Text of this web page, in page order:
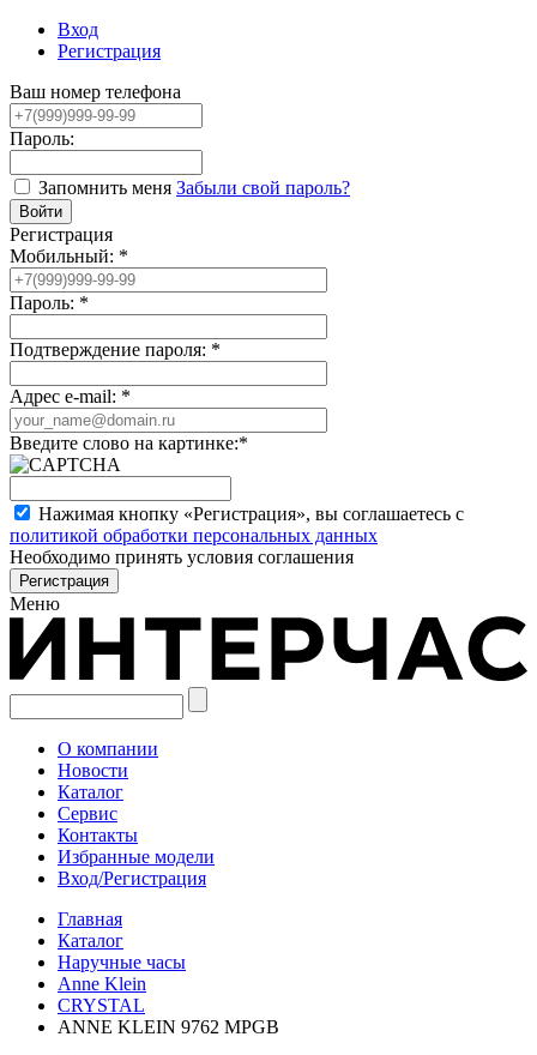
Вход
Регистрация
Ваш номер телефона
Пароль:
Запомнить меня Забыли свой пароль?
Регистрация
Мобильный: *
Пароль: *
Подтверждение пароля: *
Адрес e-mail: *
Введите слово на картинке:*
Нажимая кнопку «Регистрация», вы соглашаетесь с
политикой обработки персональных данных
Необходимо принять условия соглашения
Меню
О компании
Новости
Каталог
Сервис
Контакты
Избранные модели
Вход/Регистрация
Главная
Каталог
Наручные часы
Anne Klein
CRYSTAL
ANNE KLEIN 9762 MPGB